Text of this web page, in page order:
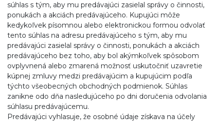
súhlas s tým, aby mu predávajúci zasielal správy o činnosti,
ponukách a akciách predávajúceho. Kupujúci môže
kedykoľvek písomnou alebo elektronickou formou odvolať
tento súhlas na adresu predávajúceho s tým, aby mu
predávajúci zasielal správy o činnosti, ponukách a akciách
predávajúceho bez toho, aby bol akýmkoľvek spôsobom
ovplyvnená alebo zmarená možnosť uskutočniť uzavretie
kúpnej zmluvy medzi predávajúcim a kupujúcim podľa
týchto všeobecných obchodných podmienok. Súhlas
zanikne odo dňa nasledujúceho po dni doručenia odvolania
súhlasu predávajúcemu.
Predávajúci vyhlasuje, že osobné údaje získava na účely